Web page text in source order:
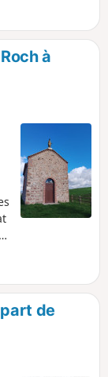
à
de